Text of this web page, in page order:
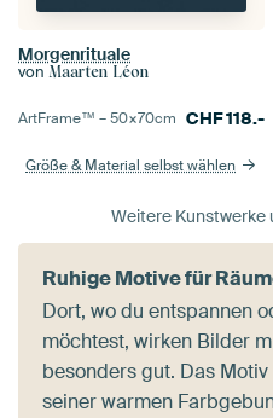
Morgenrituale
von Maarten Léon
ArtFrame™ –50×70cm CHF118.-
Größe & Material selbst wählen
Weitere Kunstwerke
Ruhige Motive für
Dort, wo du entspannen
möchtest, wirken Bilder
besonders gut. Das Motiv
seiner warmen